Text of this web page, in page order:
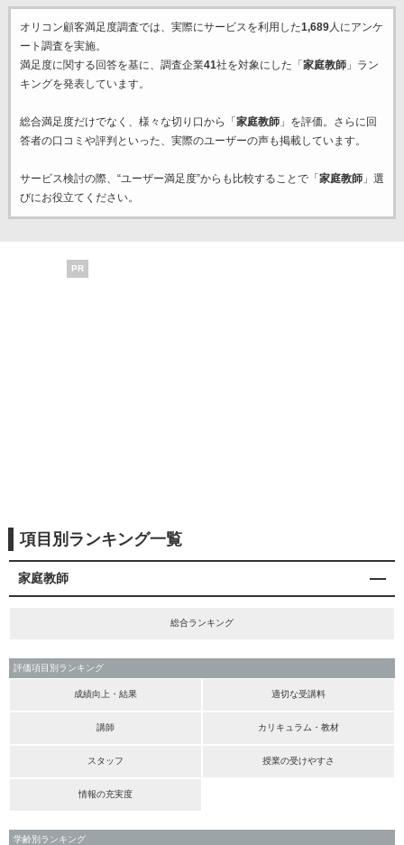
オリコン顧客満足度調査では、実際にサービスを利用した1,689人にアンケ
ート調査を実施。
満足度に関する回答を基に、調査企業41社を対象にした「 家庭教師」ラン
キングを発表しています。
総合満足度だけでなく、様々な切り口から「 家庭教師」を評価。さらに回
答者の口コミや評判といった、実際のユーザーの声も掲載しています。
サービス検討の際、“ユーザー満足度”からも比較することで「 家庭教師」選
びにお役立てください。
PR
項目別ランキング一覧
家庭教師
総合ランキング
評価項目別ランキング
成績向上・結果 適切な受講料
講師 カリキュラム・教材
スタッフ 授業の受けやすさ
情報の充実度
学齢別ランキング